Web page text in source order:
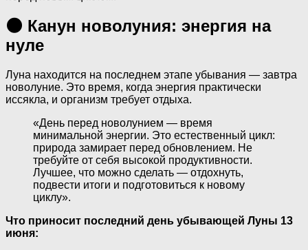
🌑 Канун новолуния: энергия на
нуле
Луна находится на последнем этапе убывания — завтра
новолуние. Это время, когда энергия практически
иссякла, и организм требует отдыха.
«День перед новолунием — время
минимальной энергии. Это естественный цикл:
природа замирает перед обновлением. Не
требуйте от себя высокой продуктивности.
Лучшее, что можно сделать — отдохнуть,
подвести итоги и подготовиться к новому
циклу».
Что приносит последний день убывающей Луны 13
июня: